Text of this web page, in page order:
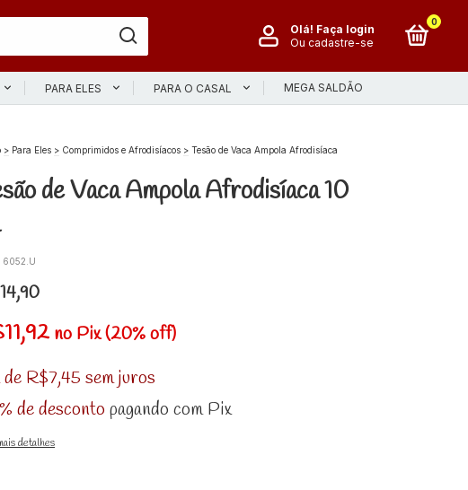
Olá! Faça login
Ou cadastre-se
0
PARA ELES PARA O CASAL MEGA SALDÃO
> Para Eles > Comprimidos e Afrodisíacos > Tesão de Vaca Ampola Afrodisíaca
de Vaca Ampola Afrodisíaca 10
6052.U
no Pix (20% off)
de R$7,45 sem juros
de desconto pagando com Pix
detalhes